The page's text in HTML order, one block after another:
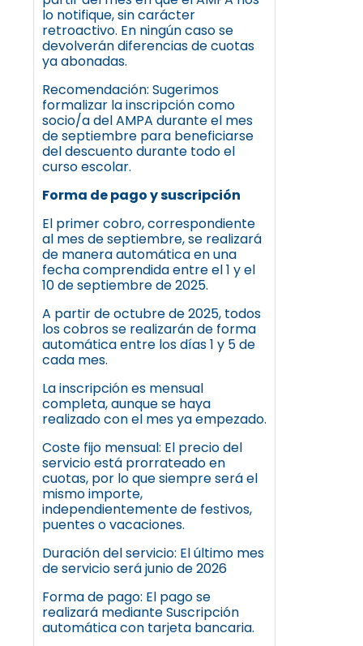
lo notifique, sin carácter
retroactivo. En ningún caso se
devolverán diferencias de cuotas
ya abonadas.
Recomendación: Sugerimos
formalizar la inscripción como
socio/a del AMPA durante el mes
de septiembre para beneficiarse
del descuento durante todo el
curso escolar.
Forma de pago y suscripción
El primer cobro, correspondiente
al mes de septiembre, se realizará
de manera automática en una
fecha comprendida entre el 1 y el
10 de septiembre de 2025.
A partir de octubre de 2025, todos
los cobros se realizarán de forma
automática entre los días 1 y 5 de
cada mes.
La inscripción es mensual
completa, aunque se haya
realizado con el mes ya empezado.
Coste fijo mensual: El precio del
servicio está prorrateado en
cuotas, por lo que siempre será el
mismo importe,
independientemente de festivos,
puentes o vacaciones.
Duración del servicio: El último mes
de servicio será junio de 2026
Forma de pago: El pago se
realizará mediante Suscripción
automática con tarjeta bancaria.